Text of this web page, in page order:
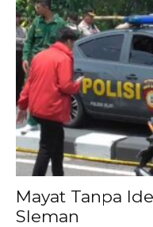
Mayat Tanpa
Sleman